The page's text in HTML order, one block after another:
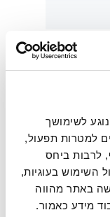
מידע כאמור.
אתמדיניות
?